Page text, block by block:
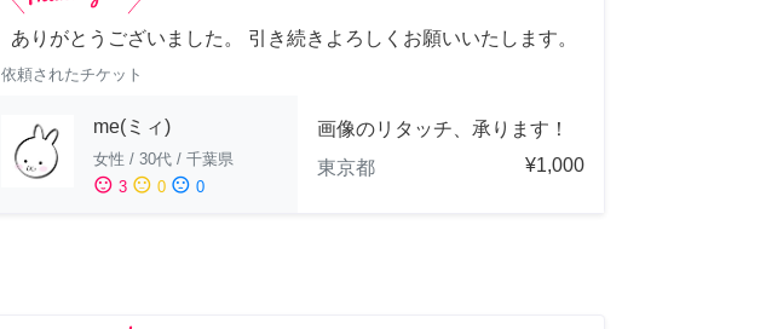
ありがとうございました。 引き続きよろしくお願いいたします。
依頼されたチケット
me(ミィ)
女性 / 30代 / 千葉県
sentiment_satisfied 3 sentiment_neutral 0 sentiment_dissatisfied 0
画像のリタッチ、承ります！
東京都
¥1,000